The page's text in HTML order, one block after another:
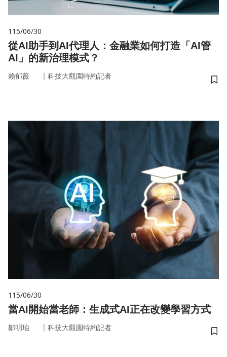
115/06/30
從AI助手到AI代理人：金融業如何打造「AI管
AI」的新治理模式？
賴郁薇 ｜ 科技大觀園特約記者
儲
115/06/30
當AI開始當老師：生成式AI正在改變學習方式
鄒明珆 ｜ 科技大觀園特約記者
儲